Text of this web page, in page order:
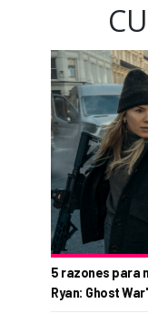
5 razones para
Ryan: Ghost War'